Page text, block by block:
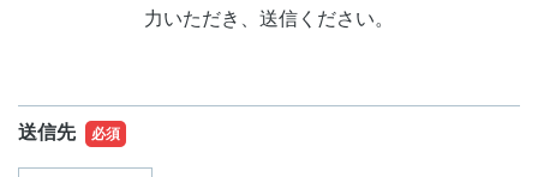
力いただき、送信ください。
送信先 必須